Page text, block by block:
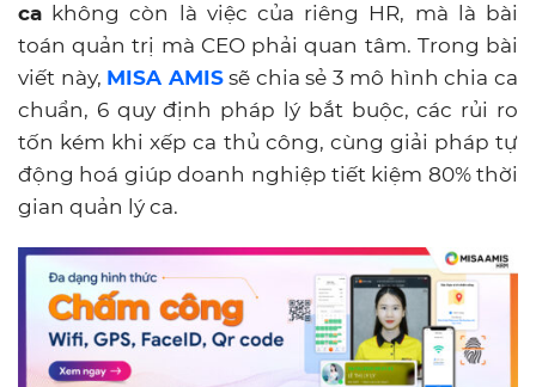
ca không còn là việc của riêng HR, mà là bài
toán quản trị mà CEO phải quan tâm. Trong bài
viết này, MISA AMISsẽ chia sẻ 3 mô hình chia ca
chuẩn, 6 quy định pháp lý bắt buộc, các rủi ro
tốn kém khi xếp ca thủ công, cùng giải pháp tự
động hoá giúp doanh nghiệp tiết kiệm 80% thời
gian quản lý ca.